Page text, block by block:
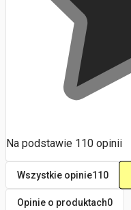
Na podstawie 110 opinii
Wszystkie opinie110
Opinie o produktach0